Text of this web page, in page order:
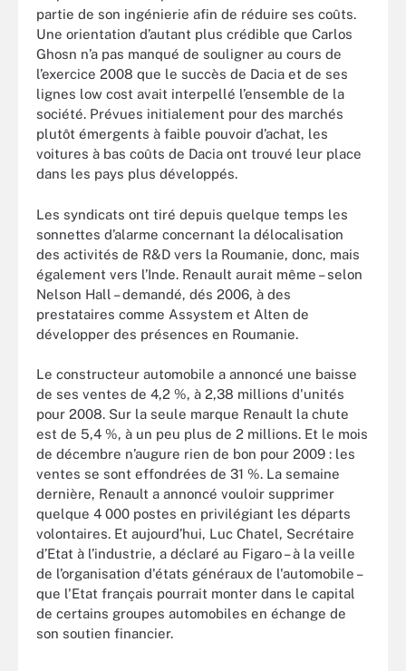
partie de son ingénierie afin de réduire ses coûts.
Une orientation d’autant plus crédible que Carlos
Ghosn n’a pas manqué de souligner au cours de
l’exercice 2008 que le succès de Dacia et de ses
lignes low cost avait interpellé l’ensemble de la
société. Prévues initialement pour des marchés
plutôt émergents à faible pouvoir d’achat, les
voitures à bas coûts de Dacia ont trouvé leur place
dans les pays plus développés.
Les syndicats ont tiré depuis quelque temps les
sonnettes d’alarme concernant la délocalisation
des activités de R&D vers la Roumanie, donc, mais
également vers l’Inde. Renault aurait même – selon
Nelson Hall – demandé, dés 2006, à des
prestataires comme Assystem et Alten de
développer des présences en Roumanie.
Le constructeur automobile a annoncé une baisse
de ses ventes de 4,2 %, à 2,38 millions d'unités
pour 2008. Sur la seule marque Renault la chute
est de 5,4 %, à un peu plus de 2 millions. Et le mois
de décembre n’augure rien de bon pour 2009 : les
ventes se sont effondrées de 31 %. La semaine
dernière, Renault a annoncé vouloir supprimer
quelque 4 000 postes en privilégiant les départs
volontaires. Et aujourd’hui, Luc Chatel, Secrétaire
d’Etat à l’industrie, a déclaré au Figaro – à la veille
de l’organisation d'états généraux de l'automobile –
que l'Etat français pourrait monter dans le capital
de certains groupes automobiles en échange de
son soutien financier.